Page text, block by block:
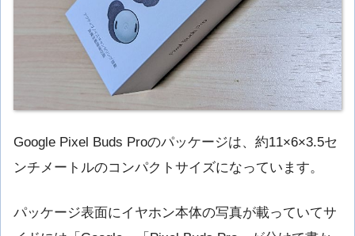
Google Pixel Buds Proのパッケージは、約11×6×3.5セ
ンチメートルのコンパクトサイズになっています。
パッケージ表面にイヤホン本体の写真が載っていてサ